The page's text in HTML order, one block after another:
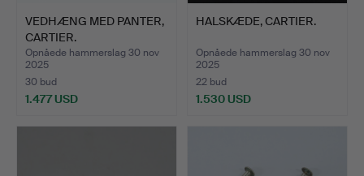
VEDHÆNG MED PANTER,
CARTIER.
Opnåede hammerslag 30 nov
2025
30 bud
1.477 USD
HALSKÆDE, CARTIER.
Opnåede hammerslag 30 nov
2025
22 bud
1.530 USD